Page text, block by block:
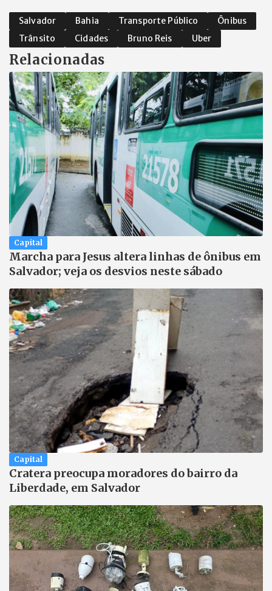
Salvador Bahia Transporte Público
Ônibus
Trânsito
Cidades Bruno Reis Uber
Relacionadas
Capital
Marcha para Jesus altera linhas de ônibus em
Salvador; veja os desvios neste sábado
Capital
Cratera preocupa moradores do bairro da
Liberdade, em Salvador